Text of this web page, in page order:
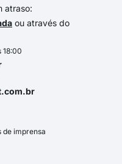
atraso:
ou através do
18:00
de imprensa